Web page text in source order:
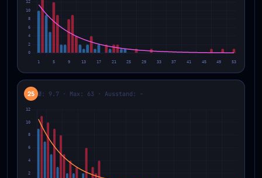
25 Ø: 9.7 · Max: 63 · Ausstand: –